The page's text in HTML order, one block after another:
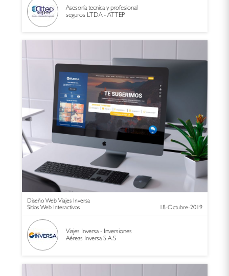
Asesoría tecnica y profesional
seguros LTDA - ATTEP
Diseño Web Viajes Inversa
Sitios Web Interactivos
18-Octubre-2019
Viajes Inversa - Inversiones
Aéreas Inversa S.A.S